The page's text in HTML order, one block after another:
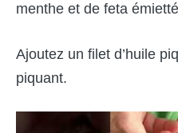
menthe et de feta
Ajoutez un filet d’huile
piquant.